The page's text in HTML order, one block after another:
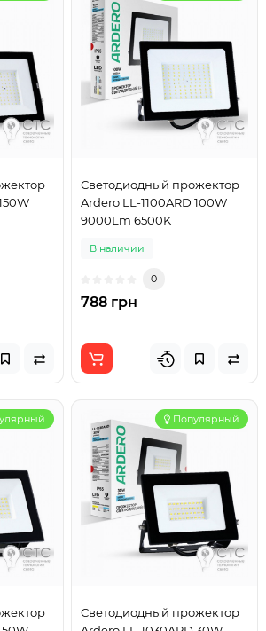
Светодиодный прожектор
Ardero LL-1100ARD 100W
9000Lm 6500K
В наличии
0
788 грн
Популярный
Светодиодный прожектор